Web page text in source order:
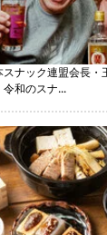
スナック連盟会長・
令和のスナ...